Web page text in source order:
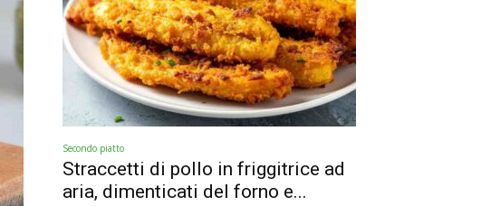
Secondo piatto
Straccetti di pollo in friggitrice ad
aria, dimenticati del forno e...